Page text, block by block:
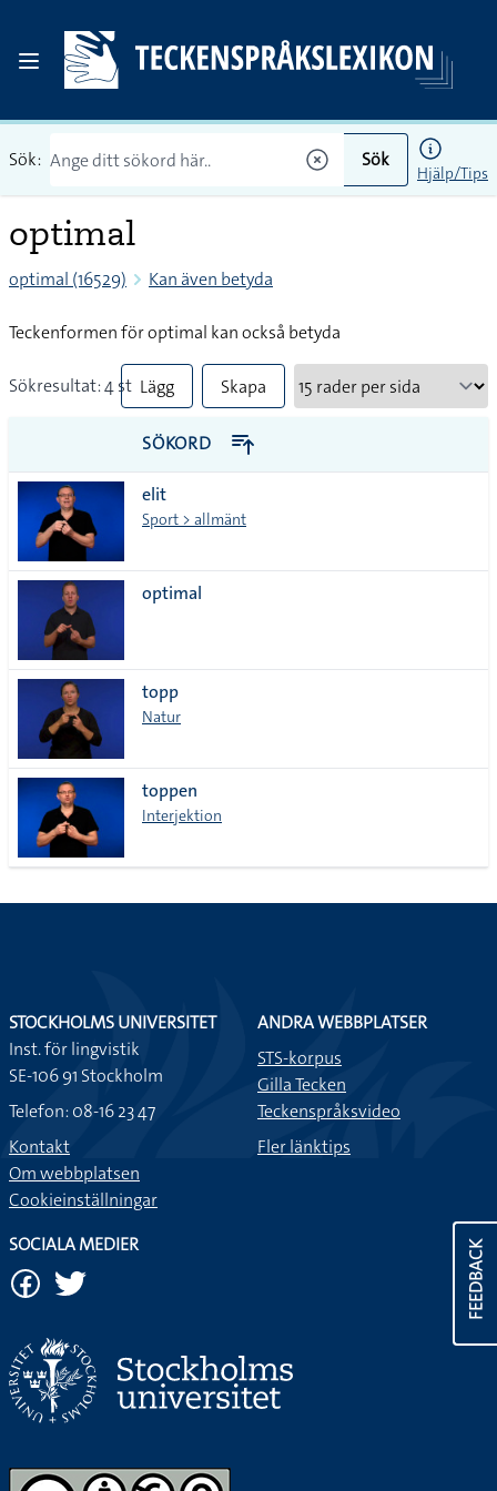
Sök: Sök
Hjälp/Tips
optimal
optimal (16529) Kan även betyda
Teckenformen för optimal kan också betyda
Sökresultat: 4 st Lägg
till
alla i
lista
Skapa
PDF
SÖKORD
elit
Sport > allmänt
optimal
topp
Natur
toppen
Interjektion
FEEDBACK
STOCKHOLMS UNIVERSITET
Inst. för lingvistik
SE-106 91 Stockholm
Telefon: 08-16 23 47
Kontakt
Om webbplatsen
Cookieinställningar
ANDRA WEBBPLATSER
STS-korpus
Gilla Tecken
Teckenspråksvideo
Fler länktips
SOCIALA MEDIER